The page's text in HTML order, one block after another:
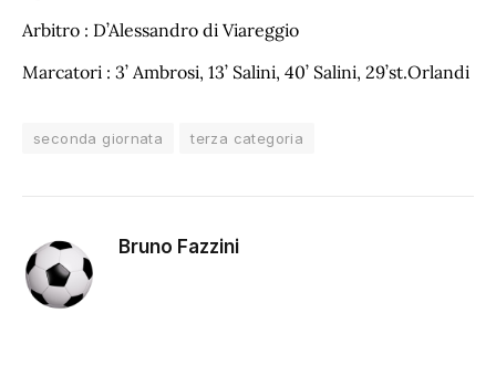
Arbitro : D’Alessandro di Viareggio
Marcatori : 3’ Ambrosi, 13’ Salini, 40’ Salini, 29’st.Orlandi
seconda giornata terza categoria
Bruno Fazzini